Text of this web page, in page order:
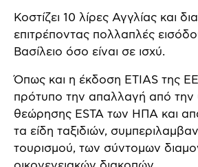
Κοστίζει 10 λίρες Αγγλίας και
επιτρέποντας πολλαπλές
Βασίλειο όσο είναι σε ισχύ.
Όπως και η έκδοση ETIAS της
πρότυπο την απαλλαγή από
θεώρησης ESTA των ΗΠΑ και
τα είδη ταξιδιών,
τουρισμού, των σύντομων